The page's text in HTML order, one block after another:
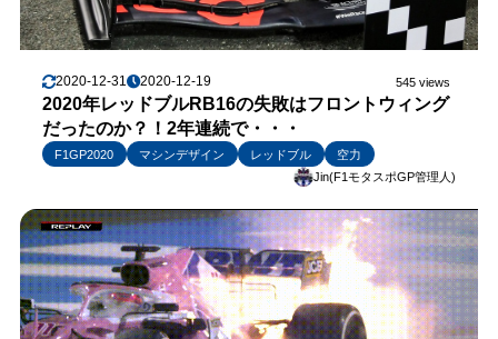
2020-12-31 2020-12-19 545 views
2020年レッドブルRB16の失敗はフロントウィング
だったのか？！2年連続で・・・
F1GP2020 マシンデザイン レッドブル
空力
Jin(F1モタスポGP管理人)